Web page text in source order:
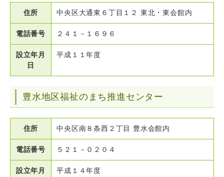
住所 中央区大通東６丁目１２ 東北・東会館内
電話番号 ２４１－１６９６
設立年月
日
平成１１年度
豊水地区福祉のまち推進センター
住所 中央区南８条西２丁目 豊水会館内
電話番号 ５２１－０２０４
設立年月
平成１４年度